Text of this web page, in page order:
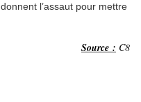
l’assaut pour mettre
Source : C8